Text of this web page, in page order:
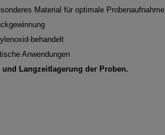
Material für optimale Probenaufnahme
behandelt
Anwendungen
Langzeitlagerung der Proben.